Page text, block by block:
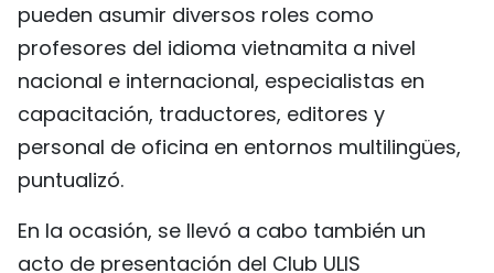
pueden asumir diversos roles como
profesores del idioma vietnamita a nivel
nacional e internacional, especialistas en
capacitación, traductores, editores y
personal de oficina en entornos multilingües,
puntualizó.
En la ocasión, se llevó a cabo también un
acto de presentación del Club ULIS